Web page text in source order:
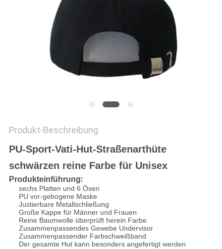
PRIVACY
Produkt-Beschreibung
PU-Sport-Vati-Hut-Straßenarthüte
schwärzen reine Farbe für Unisex
Produkteinführung:
sechs Platten und 6 Ösen
PU vor-gebogene Maske
Justierbare Metallschließung
Große Kappe für Männer und Frauen
Reine Baumwolle überprüft herein Farbe
Zusammenpassendes Gewebe Undervisor
Zusammenpassender Farbschweißband
Der gesamte Hut kann besonders angefertigt werden